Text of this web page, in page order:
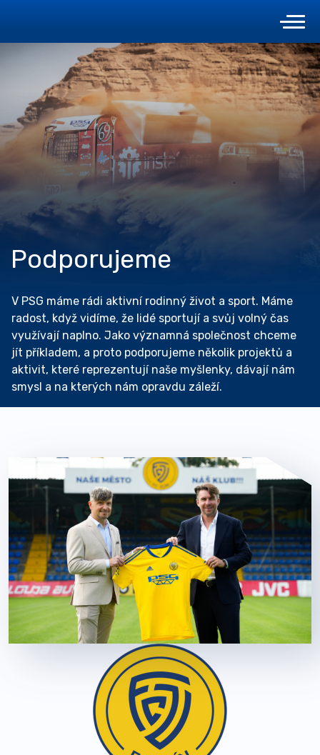
Podporujeme
V PSG máme rádi aktivní rodinný život a sport. Máme
radost, když vidíme, že lidé sportují a svůj volný čas
využívají naplno. Jako významná společnost chceme
jít příkladem, a proto podporujeme několik projektů a
aktivit, které reprezentují naše myšlenky, dávají nám
smysl a na kterých nám opravdu záleží.